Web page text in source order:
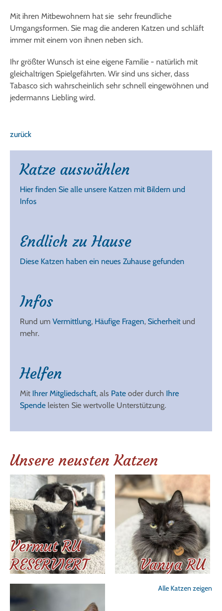
Mit ihren Mitbewohnern hat sie sehr freundliche
Umgangsformen. Sie mag die anderen Katzen und schläft
immer mit einem von ihnen neben sich.
Ihr größter Wunsch ist eine eigene Familie - natürlich mit
gleichaltrigen Spielgefährten. Wir sind uns sicher, dass
Tabasco sich wahrscheinlich sehr schnell eingewöhnen und
jedermanns Liebling wird.
zurück
Katze auswählen
Hier finden Sie alle unsere Katzen mit Bildern und
Infos
Endlich zu Hause
Diese Katzen haben ein neues Zuhause gefunden
Infos
Rund um Vermittlung, Häufige Fragen, Sicherheitund
mehr.
Helfen
Mit Ihrer Mitgliedschaft, als Pate oder durch Ihre
Spende leisten Sie wertvolle Unterstützung.
Unsere neusten Katzen
Vermut RU
RESERVIERT
Vanya RU
Alle Katzen zeigen